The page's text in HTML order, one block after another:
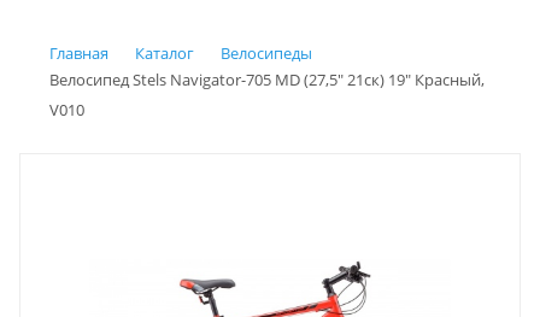
Главная Каталог
Велосипеды
Велосипед Stels Navigator-705 MD (27,5" 21ск) 19" Красный,
V010